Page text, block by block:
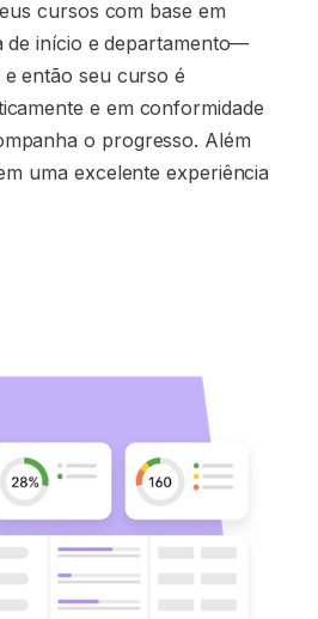
cursos com base em
de início e departamento—
então seu curso é
e em conformidade
o progresso. Além
uma excelente experiência